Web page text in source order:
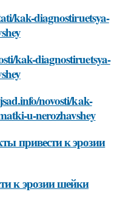
kak-diagnostiruetsya-
kak-diagnostiruetsya-
novosti/kak-
u-nerozhavshey
привести к эрозии
к эрозии шейки